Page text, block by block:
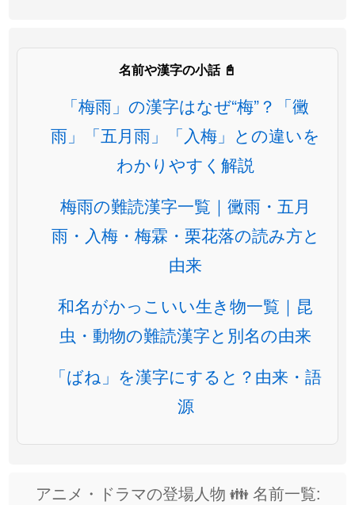
名前や漢字の小話 📓
「梅雨」の漢字はなぜ“梅”？「黴
雨」「五月雨」「入梅」との違いを
わかりやすく解説
梅雨の難読漢字一覧｜黴雨・五月
雨・入梅・梅霖・栗花落の読み方と
由来
和名がかっこいい生き物一覧｜昆
虫・動物の難読漢字と別名の由来
「ばね」を漢字にすると？由来・語
源
アニメ・ドラマの登場人物 👪 名前一覧: